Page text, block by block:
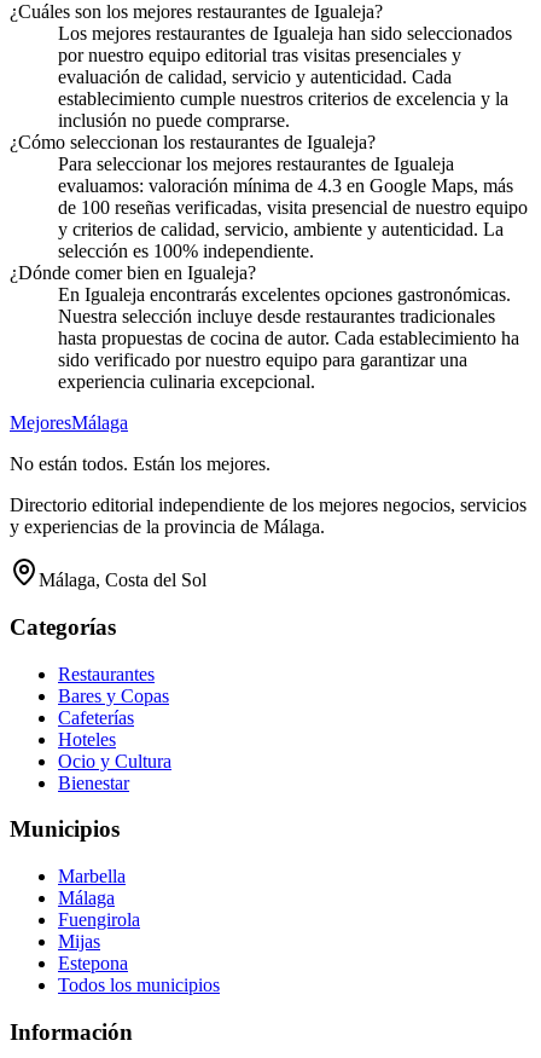
¿Cuáles son los mejores restaurantes de Igualeja?
Los mejores restaurantes de Igualeja han sido seleccionados
por nuestro equipo editorial tras visitas presenciales y
evaluación de calidad, servicio y autenticidad. Cada
establecimiento cumple nuestros criterios de excelencia y la
inclusión no puede comprarse.
¿Cómo seleccionan los restaurantes de Igualeja?
Para seleccionar los mejores restaurantes de Igualeja
evaluamos: valoración mínima de 4.3 en Google Maps, más
de 100 reseñas verificadas, visita presencial de nuestro equipo
y criterios de calidad, servicio, ambiente y autenticidad. La
selección es 100% independiente.
¿Dónde comer bien en Igualeja?
En Igualeja encontrarás excelentes opciones gastronómicas.
Nuestra selección incluye desde restaurantes tradicionales
hasta propuestas de cocina de autor. Cada establecimiento ha
sido verificado por nuestro equipo para garantizar una
experiencia culinaria excepcional.
MejoresMálaga
No están todos. Están los mejores.
Directorio editorial independiente de los mejores negocios, servicios
y experiencias de la provincia de Málaga.
Málaga, Costa del Sol
Categorías
Restaurantes
Bares y Copas
Cafeterías
Hoteles
Ocio y Cultura
Bienestar
Municipios
Marbella
Málaga
Fuengirola
Mijas
Estepona
Todos los municipios
Información